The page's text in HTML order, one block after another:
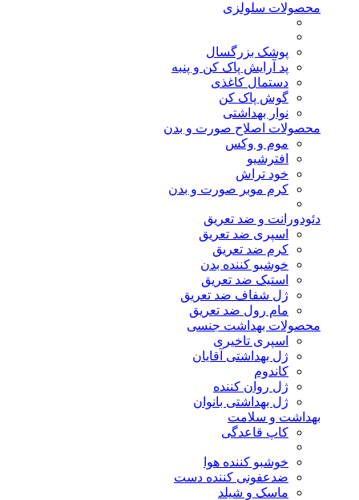
محصولات سلولزی
پوشک بزرگسال
پد آرایش پاک کن و پنبه
دستمال کاغذی
گوش پاک کن
نوار بهداشتی
محصولات اصلاح صورت و بدن
موم و وکس
افترشیو
خود تراش
کرم موبر صورت و بدن
دئودورانت و ضد تعریق
اسپری ضد تعریق
کرم ضد تعریق
خوشبو کننده بدن
استیک ضد تعریق
ژل شفاف ضد تعریق
مام رول ضد تعریق
محصولات بهداشت جنسی
اسپری تاخیری
ژل بهداشتی آقایان
کاندوم
ژل روان کننده
ژل بهداشتی بانوان
بهداشت و سلامت
کاپ قاعدگی
خوشبو کننده هوا
ضدعفونی کننده دست
ماسک و شیلد